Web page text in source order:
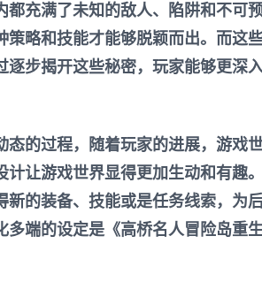
都充满了未知的敌人、陷阱和不可
策略和技能才能够脱颖而出。而这
逐步揭开这些秘密，玩家能够更深
态的过程，随着玩家的进展，游戏
计让游戏世界显得更加生动和有趣
新的装备、技能或是任务线索，为
多端的设定是《高桥名人冒险岛重